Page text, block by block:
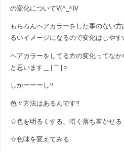
の変化についてV(^_^)V
もちろんヘアカラーをした事のない
るいイメージになるので変化はしや
ヘアカラーをしてる方の変化ってな
と思います＿|￣|○
しかーーーし‼
色々方法はあるんです‼
☆色を明るくする、暗く落ち着かせる
☆色味を変えてみる